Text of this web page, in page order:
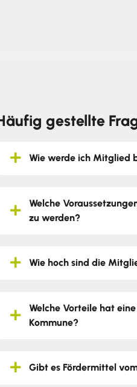
gestellte
Wie werde ich Mitglied
Welche
zu werden?
Wie hoch sind die
Welche Vorteile hat
Kommune?
Gibt es Fördermittel